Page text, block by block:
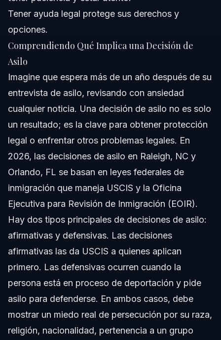
Tener ayuda legal protege sus derechos y
opciones.
Comprendiendo Qué Implica una Decisión de
Asilo
Imagine que espera más de un año después de su
entrevista de asilo, revisando con ansiedad
cualquier noticia. Una decisión de asilo no es solo
un resultado; es la clave para obtener protección
legal o enfrentar otros problemas legales. En
2026, las decisiones de asilo en Raleigh, NC y
Orlando, FL se basan en leyes federales de
inmigración que maneja USCIS y la Oficina
Ejecutiva para Revisión de Inmigración (EOIR).
Hay dos tipos principales de decisiones de asilo:
afirmativas y defensivas. Las decisiones
afirmativas las da USCIS a quienes aplican
primero. Las defensivas ocurren cuando la
persona está en proceso de deportación y pide
asilo para defenderse. En ambos casos, debe
mostrar un miedo real de persecución por su raza,
religión, nacionalidad, pertenencia a un grupo